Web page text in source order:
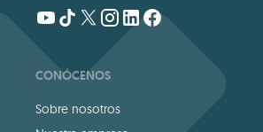
CONÓCENOS
Sobre nosotros